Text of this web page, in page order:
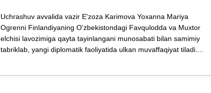
Uchrashuv avvalida vazir E'zoza Karimova Yoxanna Mariya
Ogrenni Finlandiyaning O‘zbekistondagi Favqulodda va Muxtor
elchisi lavozimiga qayta tayinlangani munosabati bilan samimiy
tabriklab, yangi diplomatik faoliyatida ulkan muvaffaqiyat tiladi....